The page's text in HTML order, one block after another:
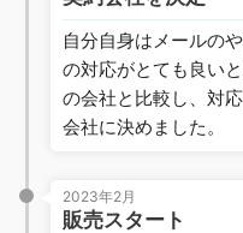
自分自身はメールの
の対応がとても良い
の会社と比較し、対
会社に決めました。
2023年2月
販売スタート